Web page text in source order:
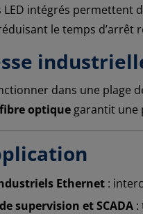
LED intégrés permettent
le temps d’arrêt
dans une plage
optique garantit une
Ethernet :
supervision et SCADA :